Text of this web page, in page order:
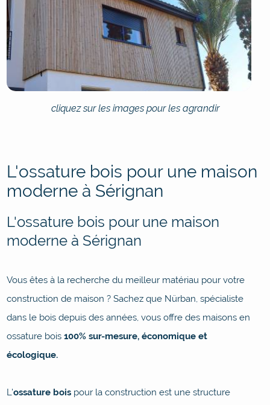
cliquez sur les images pour les agrandir
L'ossature bois pour une maison
moderne à Sérignan
L'ossature bois pour une maison
moderne à Sérignan
Vous êtes à la recherche du meilleur matériau pour votre
construction de maison ? Sachez que Nürban, spécialiste
dans le bois depuis des années, vous offre des maisons en
ossature bois100% sur-mesure, économique et
écologique.
L'ossature bois pour la construction est une structure